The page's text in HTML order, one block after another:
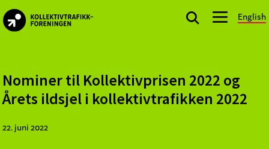
Skip
to
Skip
to
Skip
to
English
offentlige
aktører
planlegger,
Nominer til Kollektivprisen 2022 og
Årets ildsjel i kollektivtrafikken 2022
22. juni 2022